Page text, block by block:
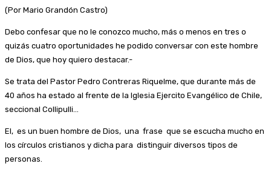
(Por Mario Grandón Castro)
Debo confesar que no le conozco mucho, más o menos en tres o
quizás cuatro oportunidades he podido conversar con este hombre
de Dios, que hoy quiero destacar.-
Se trata del Pastor Pedro Contreras Riquelme, que durante más de
40 años ha estado al frente de la Iglesia Ejercito Evangélico de Chile,
seccional Collipulli…
El, es un buen hombre de Dios, una frase que se escucha mucho en
los círculos cristianos y dicha para distinguir diversos tipos de
personas.